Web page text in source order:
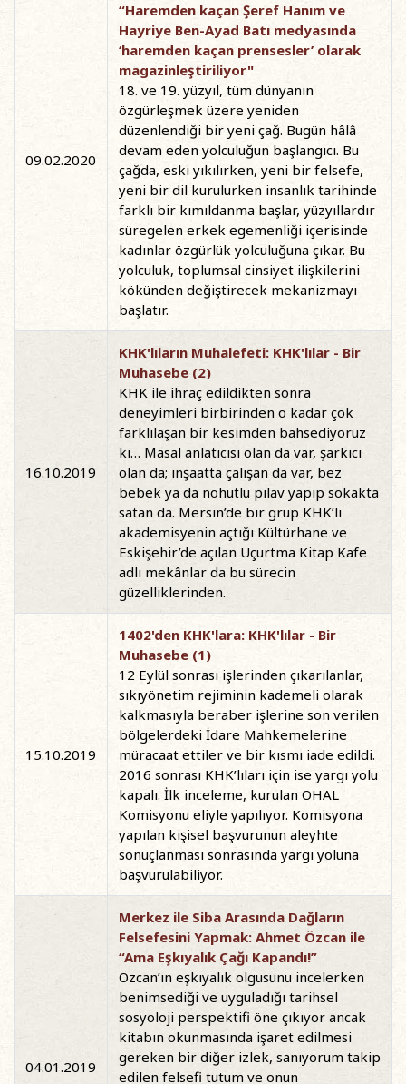
09.02.2020
“Haremden kaçan Şeref Hanım ve
Hayriye Ben-Ayad Batı medyasında
‘haremden kaçan prensesler’ olarak
magazinleştiriliyor"
18. ve 19. yüzyıl, tüm dünyanın
özgürleşmek üzere yeniden
düzenlendiği bir yeni çağ. Bugün hâlâ
devam eden yolculuğun başlangıcı. Bu
çağda, eski yıkılırken, yeni bir felsefe,
yeni bir dil kurulurken insanlık tarihinde
farklı bir kımıldanma başlar, yüzyıllardır
süregelen erkek egemenliği içerisinde
kadınlar özgürlük yolculuğuna çıkar. Bu
yolculuk, toplumsal cinsiyet ilişkilerini
kökünden değiştirecek mekanizmayı
başlatır.
16.10.2019
KHK'lıların Muhalefeti: KHK'lılar - Bir
Muhasebe (2)
KHK ile ihraç edildikten sonra
deneyimleri birbirinden o kadar çok
farklılaşan bir kesimden bahsediyoruz
ki… Masal anlatıcısı olan da var, şarkıcı
olan da; inşaatta çalışan da var, bez
bebek ya da nohutlu pilav yapıp sokakta
satan da. Mersin’de bir grup KHK’lı
akademisyenin açtığı Kültürhane ve
Eskişehir’de açılan Uçurtma Kitap Kafe
adlı mekânlar da bu sürecin
güzelliklerinden.
15.10.2019
1402'den KHK'lara: KHK'lılar - Bir
Muhasebe (1)
12 Eylül sonrası işlerinden çıkarılanlar,
sıkıyönetim rejiminin kademeli olarak
kalkmasıyla beraber işlerine son verilen
bölgelerdeki İdare Mahkemelerine
müracaat ettiler ve bir kısmı iade edildi.
2016 sonrası KHK’lıları için ise yargı yolu
kapalı. İlk inceleme, kurulan OHAL
Komisyonu eliyle yapılıyor. Komisyona
yapılan kişisel başvurunun aleyhte
sonuçlanması sonrasında yargı yoluna
başvurulabiliyor.
04.01.2019
Merkez ile Siba Arasında Dağların
Felsefesini Yapmak: Ahmet Özcan ile
“Ama Eşkıyalık Çağı Kapandı!”
Özcan’ın eşkıyalık olgusunu incelerken
benimsediği ve uyguladığı tarihsel
sosyoloji perspektifi öne çıkıyor ancak
kitabın okunmasında işaret edilmesi
gereken bir diğer izlek, sanıyorum takip
edilen felsefi tutum ve onun